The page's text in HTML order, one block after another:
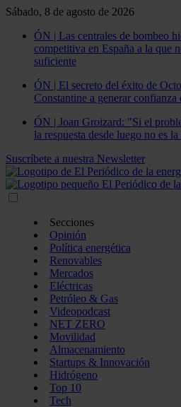
Sábado, 8 de agosto de 2026
ÓN | Las centrales de bombeo
competitiva en España a la que
suficiente
ÓN | El secreto del éxito de
Constantine a generar confianza
ÓN | Joan Groizard: "Si el
la respuesta desde luego no es
Suscríbete a nuestra Newsletter
Secciones
Opinión
Política energética
Renovables
Mercados
Eléctricas
Petróleo & Gas
Videopodcast
NET ZERO
Movilidad
Almacenamiento
Startups & Innovación
Hidrógeno
Top 10
Tech